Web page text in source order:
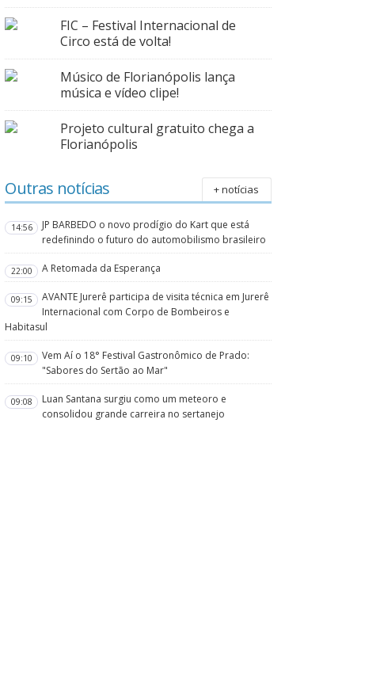
FIC – Festival Internacional de
Circo está de volta!
Músico de Florianópolis lança
música e vídeo clipe!
Projeto cultural gratuito chega a
Florianópolis
Outras notícias + notícias
14:56
JP BARBEDO o novo prodígio do Kart que está
redefinindo o futuro do automobilismo brasileiro
22:00 A Retomada da Esperança
09:15
AVANTE Jurerê participa de visita técnica em Jurerê
Internacional com Corpo de Bombeiros e
Habitasul
09:10
Vem Aí o 18° Festival Gastronômico de Prado:
"Sabores do Sertão ao Mar"
09:08
Luan Santana surgiu como um meteoro e
consolidou grande carreira no sertanejo